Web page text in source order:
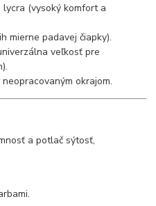
(vysoký komfort a
mierne padavej čiapky).
veľkosť pre
okrajom.
a potlač sýtosť,